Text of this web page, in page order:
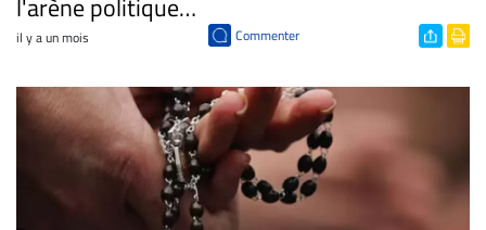
il y a un mois Commenter